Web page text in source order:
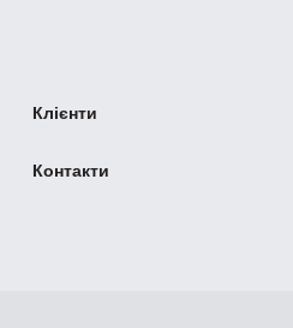
Клієнти
Контакти